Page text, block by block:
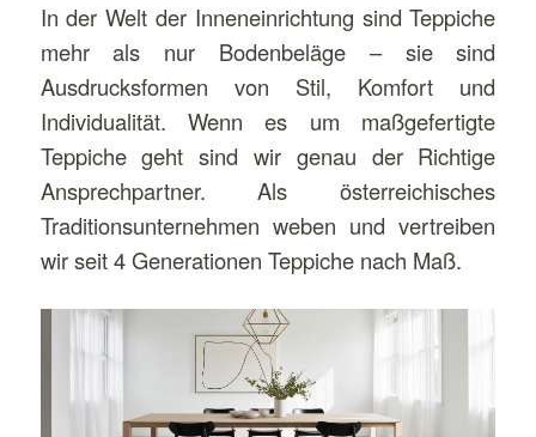
In der Welt der Inneneinrichtung sind Teppiche
mehr als nur Bodenbeläge – sie sind
Ausdrucksformen von Stil, Komfort und
Individualität. Wenn es um maßgefertigte
Teppiche geht sind wir genau der Richtige
Ansprechpartner. Als österreichisches
Traditionsunternehmen weben und vertreiben
wir seit 4 Generationen Teppiche nach Maß.